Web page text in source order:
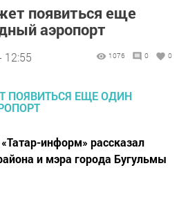
появиться еще
аэропорт
12:55 1076 0 0
информ» рассказал
и мэра города Бугульмы